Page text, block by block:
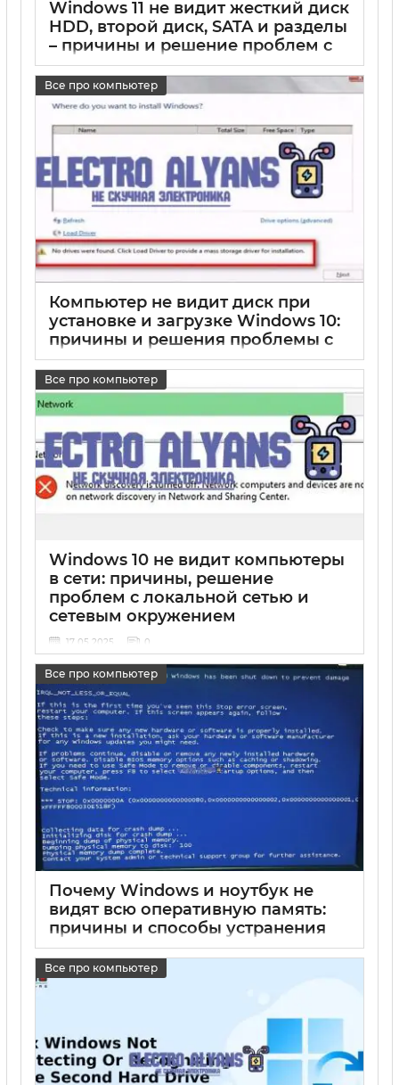
Windows 11 не видит жесткий диск
HDD, второй диск, SATA и разделы
– причины и решение проблем с
дисками
17 05 2025 0
Все про компьютер
Компьютер не видит диск при
установке и загрузке Windows 10:
причины и решения проблемы с
HDD и накопителями
17 05 2025 0
Все про компьютер
Windows 10 не видит компьютеры
в сети: причины, решение
проблем с локальной сетью и
сетевым окружением
17 05 2025 0
Все про компьютер
Почему Windows и ноутбук не
видят всю оперативную память:
причины и способы устранения
проблем с памятью на Windows 7
и Windows 10
Все про компьютер